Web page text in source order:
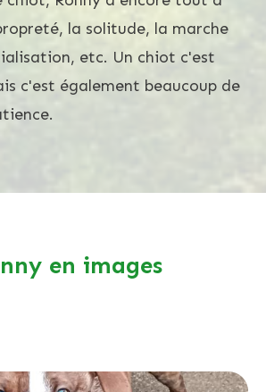
la solitude, la marche
etc. Un chiot c'est
c'est également beaucoup de
en images